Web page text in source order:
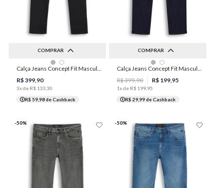
COMPRAR
36 40 44
46
R$399 90
3x de R$ 133 30
R$ 59,98de Cashback
COMPRAR
36 38 44
46
R$399,90 R$ 199 95
1x de R$ 199 95
R$ 29,99de Cashback
-50% -50%